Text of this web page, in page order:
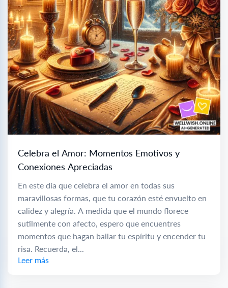
Celebra el Amor: Momentos Emotivos y
Conexiones Apreciadas
En este día que celebra el amor en todas sus
maravillosas formas, que tu corazón esté envuelto en
calidez y alegría. A medida que el mundo florece
sutilmente con afecto, espero que encuentres
momentos que hagan bailar tu espíritu y encender tu
risa. Recuerda, el...
Leer más